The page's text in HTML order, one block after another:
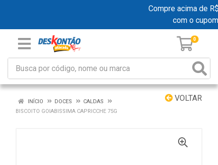
Compre acima de
com o cupom
0
VOLTAR
INÍCIO DOCES
CALDAS
BISCOITO GOIABISSIMA CAPRICCHE 75G